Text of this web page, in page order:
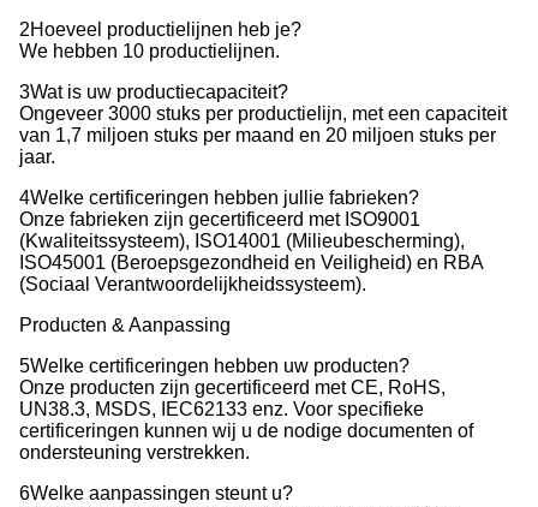
2Hoeveel productielijnen heb je?
We hebben 10 productielijnen.
3Wat is uw productiecapaciteit?
Ongeveer 3000 stuks per productielijn, met een capaciteit
van 1,7 miljoen stuks per maand en 20 miljoen stuks per
jaar.
4Welke certificeringen hebben jullie fabrieken?
Onze fabrieken zijn gecertificeerd met ISO9001
(Kwaliteitssysteem), ISO14001 (Milieubescherming),
ISO45001 (Beroepsgezondheid en Veiligheid) en RBA
(Sociaal Verantwoordelijkheidssysteem).
Producten & Aanpassing
5Welke certificeringen hebben uw producten?
Onze producten zijn gecertificeerd met CE, RoHS,
UN38.3, MSDS, IEC62133 enz. Voor specifieke
certificeringen kunnen wij u de nodige documenten of
ondersteuning verstrekken.
6Welke aanpassingen steunt u?